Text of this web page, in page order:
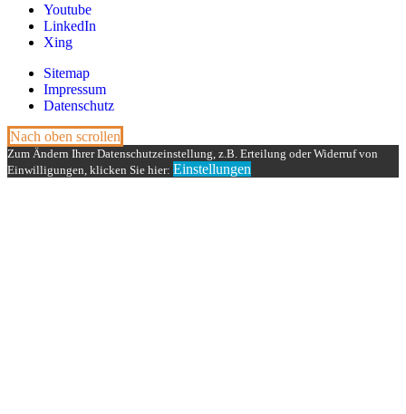
Youtube
LinkedIn
Xing
Sitemap
Impressum
Datenschutz
Nach oben scrollen
Zum Ändern Ihrer Datenschutzeinstellung, z.B. Erteilung oder Widerruf von
Einwilligungen, klicken Sie hier: Einstellungen